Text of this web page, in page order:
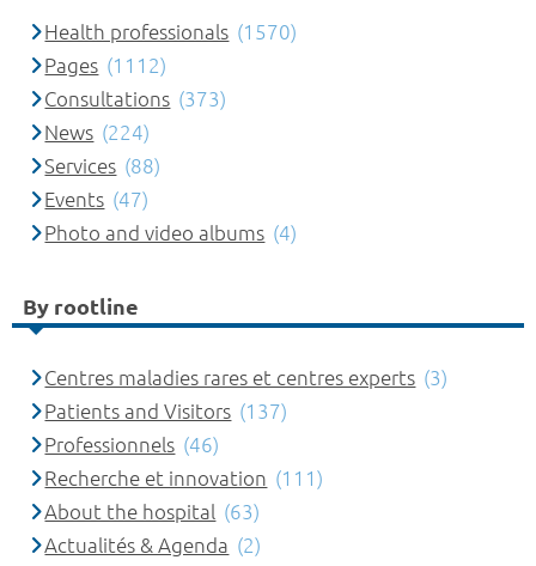
Health professionals (1570)
Pages (1112)
Consultations (373)
News (224)
Services (88)
Events (47)
Photo and video albums (4)
By rootline
Centres maladies rares et centres experts (3)
Patients and Visitors (137)
Professionnels (46)
Recherche et innovation (111)
About the hospital (63)
Actualités & Agenda (2)